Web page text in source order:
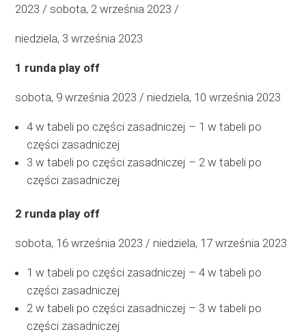
2023 / sobota, 2 września 2023 /
niedziela, 3 września 2023
1 runda play off
sobota, 9 września 2023 / niedziela, 10 września 2023
4 w tabeli po części zasadniczej – 1 w tabeli po
części zasadniczej
3 w tabeli po części zasadniczej – 2 w tabeli po
części zasadniczej
2 runda play off
sobota, 16 września 2023 / niedziela, 17 września 2023
1 w tabeli po części zasadniczej – 4 w tabeli po
części zasadniczej
2 w tabeli po części zasadniczej – 3 w tabeli po
części zasadniczej